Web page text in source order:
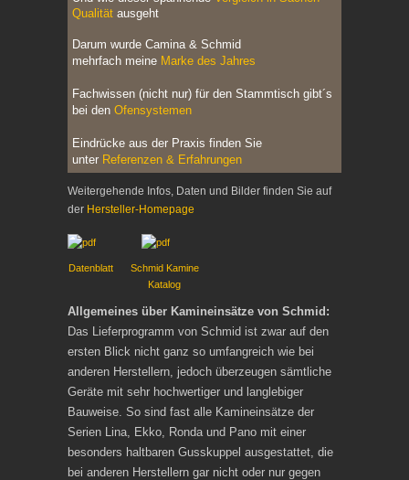
Qualität ausgeht
Darum wurde Camina & Schmid
mehrfach meine Marke des Jahres
Fachwissen (nicht nur) für den Stammtisch gibt´s
bei den Ofensystemen
Eindrücke aus der Praxis finden Sie
unter Referenzen & Erfahrungen
Weitergehende Infos, Daten und Bilder finden Sie auf
der Hersteller-Homepage
Datenblatt
Schmid Kamine
Katalog
Allgemeines über Kamineinsätze von Schmid:
Das Lieferprogramm von Schmid ist zwar auf den
ersten Blick nicht ganz so umfangreich wie bei
anderen Herstellern, jedoch überzeugen sämtliche
Geräte mit sehr hochwertiger und langlebiger
Bauweise. So sind fast alle Kamineinsätze der
Serien Lina, Ekko, Ronda und Pano mit einer
besonders haltbaren Gusskuppel ausgestattet, die
bei anderen Herstellern gar nicht oder nur gegen